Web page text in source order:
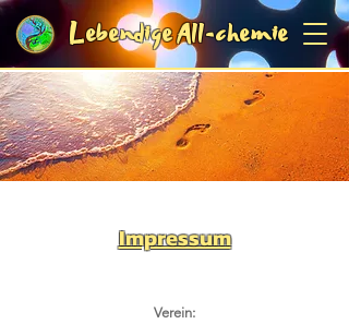
LebendigeAll-chemie
Impressum
Verein: